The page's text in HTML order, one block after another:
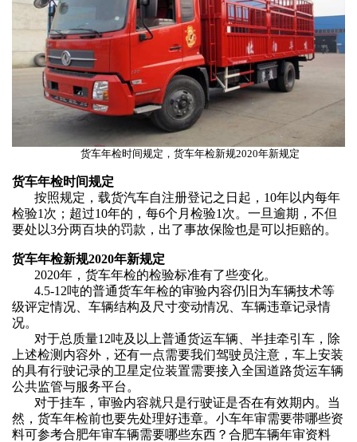
货车年检时间规定，货车年检新规2020年新规定
货车年检时间规定
按照规定， 载货汽车自注册登记之日起， 10年以内每年
检验1次；超过10年的，每6个月检验1次。 一旦逾期，不但
要处以3分两百块的罚款，出了事故保险也是可以拒赔的。
货车年检新规2020年新规定
2020年，货车年检的检验标准有了些变化。
4.5-12吨的普通货车年检的审验内容仍旧为车辆技术等
级评定情况、车辆结构及尺寸变动情况、车辆违章记录情
况。
对于总质量12吨及以上普通货运车辆、半挂牵引车，除
上述检测内容外，还有一点需要我们驾驶员注意，车上安装
的具有行驶记录的卫星定位装置需要接入全国道路货运车辆
公共监管与服务平台。
对于挂车，审验内容就只是行驶证是否在有效期内。 当
然，货车年检前也要先处理好违章。小车年审需要带哪些资
料可参考合肥年审车辆需要哪些东西？合肥车辆年审资料